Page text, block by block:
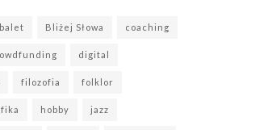
balet Bliżej Słowa coaching
digital
filozofia folklor
hobby jazz